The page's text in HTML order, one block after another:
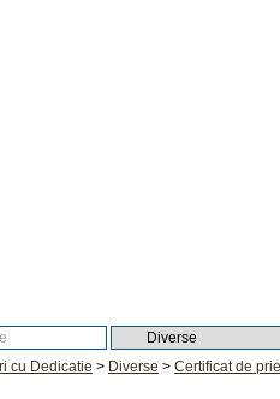
cu Dedicatie > Diverse > Certificat de